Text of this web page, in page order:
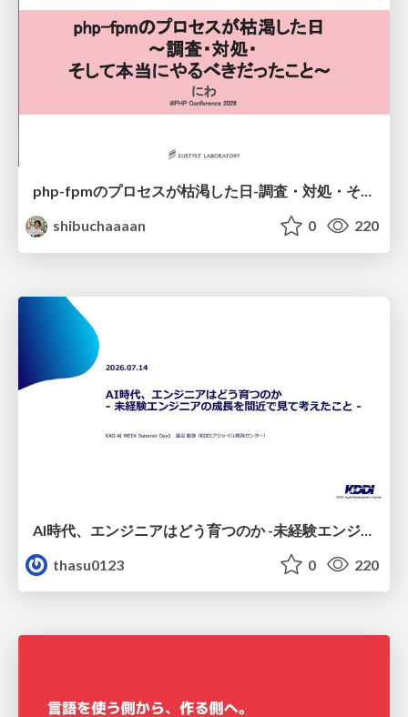
php-fpmのプロセスが枯渇した日-調査・対処・そして本当にやるべきだったこと-
shibuchaaaan
0 220
thasu0123
0 220